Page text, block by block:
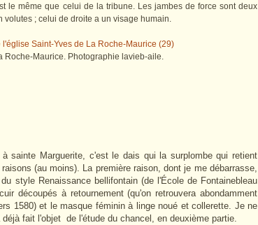
le même que celui de la tribune. Les jambes de force sont deux
volutes ; celui de droite a un visage humain.
Roche-Maurice. Photographie lavieb-aile.
sainte Marguerite, c'est le dais qui la surplombe qui retient
(au moins). La première raison, dont je me débarrasse,
style Renaissance bellifontain (de l'École de Fontainebleau
découpés à retournement (qu'on retrouvera abondamment
1580) et le masque féminin à linge noué et collerette. Je ne
fait l'objet de l'étude du chancel, en deuxième partie.